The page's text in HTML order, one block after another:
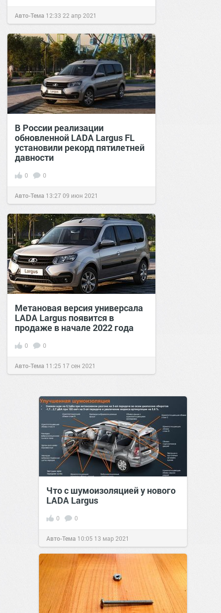
Авто-Тема 12:33 22 апр 2021
В России реализации
обновленной LADA Largus FL
установили рекорд пятилетней
давности
0 0
Авто-Тема 13:27 09 июн 2021
Метановая версия универсала
LADA Largus появится в
продаже в начале 2022 года
0 0
Авто-Тема 11:25 17 сен 2021
Что с шумоизоляцией у нового
LADA Largus
0 0
Авто-Тема 10:05 13 мар 2021